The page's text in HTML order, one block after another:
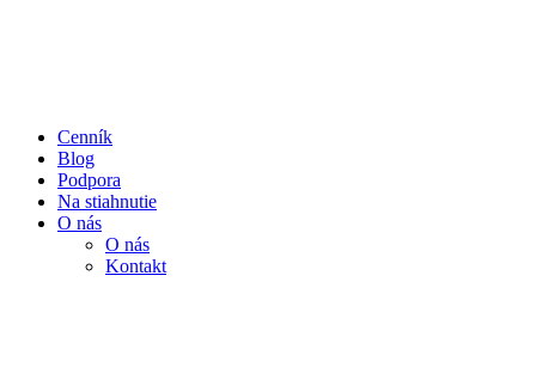
Cenník
Blog
Podpora
Na stiahnutie
O nás
O nás
Kontakt